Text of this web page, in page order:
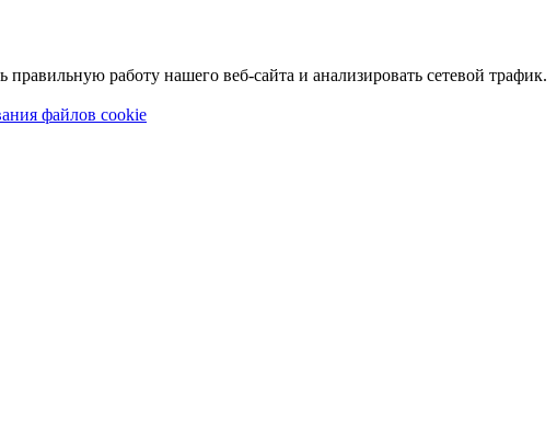
работу нашего веб-сайта и анализировать сетевой трафик.
файлов cookie